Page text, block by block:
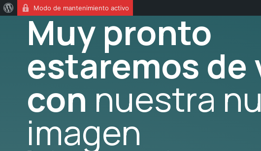
Modo de mantenimiento activo
Muy pronto
estaremos de
con nuestra
imagen